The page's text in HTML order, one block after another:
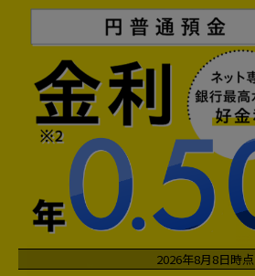
2026年8月8日時点